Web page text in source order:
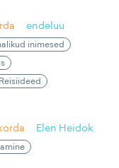
endeluu
inimesed
Reisiideed
Elen Heidok